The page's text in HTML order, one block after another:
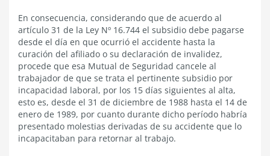
En consecuencia, considerando que de acuerdo al
artículo 31 de la Ley Nº 16.744 el subsidio debe pagarse
desde el día en que ocurrió el accidente hasta la
curación del afiliado o su declaración de invalidez,
procede que esa Mutual de Seguridad cancele al
trabajador de que se trata el pertinente subsidio por
incapacidad laboral, por los 15 días siguientes al alta,
esto es, desde el 31 de diciembre de 1988 hasta el 14 de
enero de 1989, por cuanto durante dicho período habría
presentado molestias derivadas de su accidente que lo
incapacitaban para retornar al trabajo.